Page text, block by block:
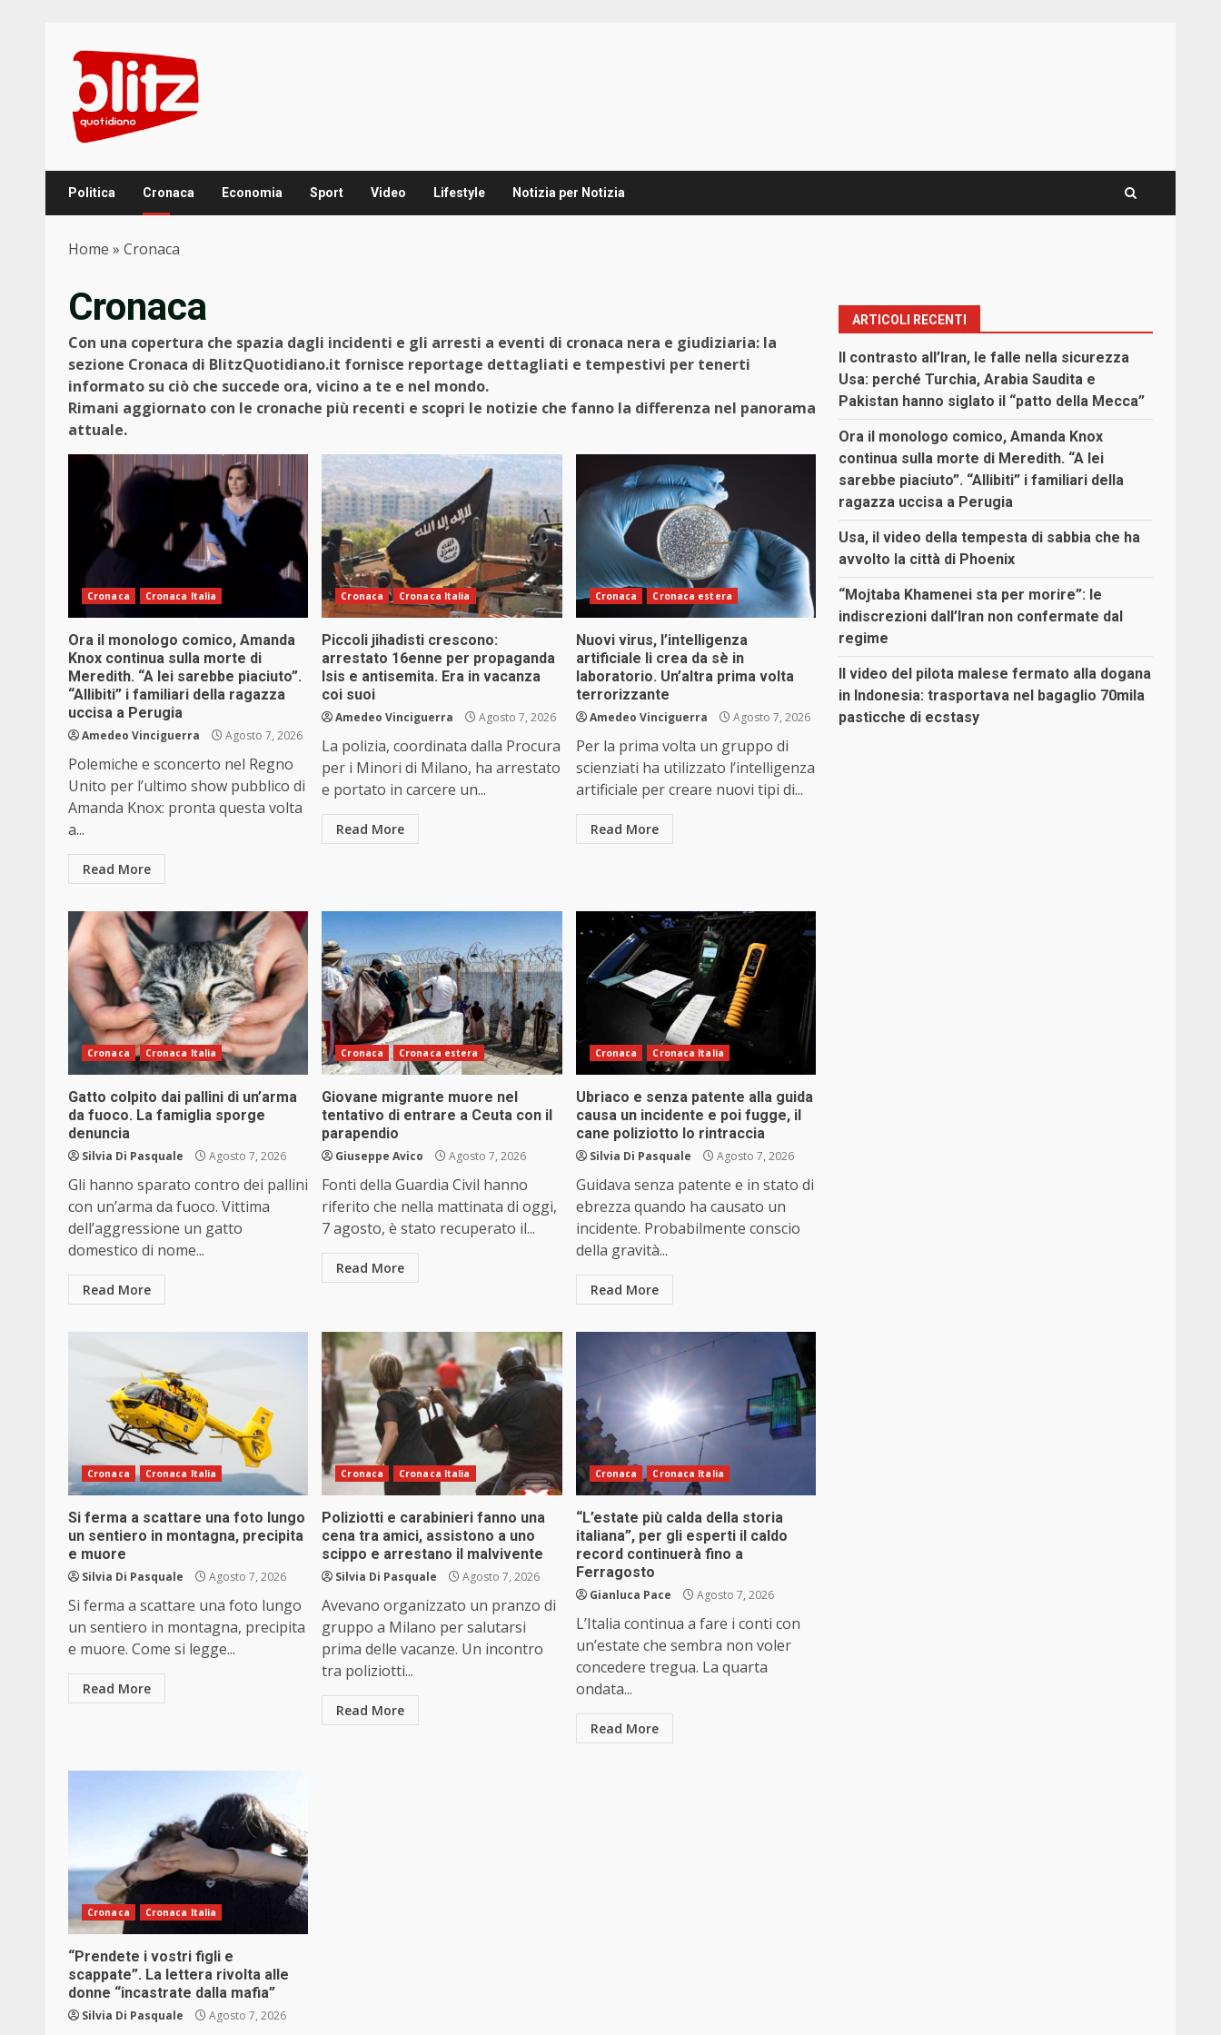
content
Politica Cronaca Economia Sport Video Lifestyle Notizia per Notizia
Home » Cronaca
Cronaca
Con una copertura che spazia dagli incidenti e gli arresti a eventi di cronaca nera e giudiziaria: la
sezione Cronaca di BlitzQuotidiano.it fornisce reportage dettagliati e tempestivi per tenerti
informato su ciò che succede ora, vicino a te e nel mondo.
Rimani aggiornato con le cronache più recenti e scopri le notizie che fanno la differenza nel panorama
attuale.
Cronaca Cronaca Italia
Ora il monologo comico, Amanda
Knox continua sulla morte di
Meredith. “A lei sarebbe piaciuto”.
“Allibiti” i familiari della ragazza
uccisa a Perugia
Amedeo Vinciguerra Agosto 7, 2026
Polemiche e sconcerto nel Regno
Unito per l’ultimo show pubblico di
Amanda Knox: pronta questa volta
a...
Read More
Cronaca Cronaca Italia
Piccoli jihadisti crescono:
arrestato 16enne per propaganda
Isis e antisemita. Era in vacanza
coi suoi
Amedeo Vinciguerra Agosto 7, 2026
La polizia, coordinata dalla Procura
per i Minori di Milano, ha arrestato
e portato in carcere un...
Read More
Cronaca Cronaca estera
Nuovi virus, l’intelligenza
artificiale li crea da sè in
laboratorio. Un’altra prima volta
terrorizzante
Amedeo Vinciguerra Agosto 7, 2026
Per la prima volta un gruppo di
scienziati ha utilizzato l’intelligenza
artificiale per creare nuovi tipi di...
Read More
Cronaca Cronaca Italia
Gatto colpito dai pallini di un’arma
da fuoco. La famiglia sporge
denuncia
Silvia Di Pasquale Agosto 7, 2026
Gli hanno sparato contro dei pallini
con un’arma da fuoco. Vittima
dell’aggressione un gatto
domestico di nome...
Read More
Cronaca Cronaca estera
Giovane migrante muore nel
tentativo di entrare a Ceuta con il
parapendio
Giuseppe Avico Agosto 7, 2026
Fonti della Guardia Civil hanno
riferito che nella mattinata di oggi,
7 agosto, è stato recuperato il...
Read More
Cronaca Cronaca Italia
Ubriaco e senza patente alla guida
causa un incidente e poi fugge, il
cane poliziotto lo rintraccia
Silvia Di Pasquale Agosto 7, 2026
Guidava senza patente e in stato di
ebrezza quando ha causato un
incidente. Probabilmente conscio
della gravità...
Read More
Cronaca Cronaca Italia
Si ferma a scattare una foto lungo
un sentiero in montagna, precipita
e muore
Silvia Di Pasquale Agosto 7, 2026
Si ferma a scattare una foto lungo
un sentiero in montagna, precipita
e muore. Come si legge...
Read More
Cronaca Cronaca Italia
Poliziotti e carabinieri fanno una
cena tra amici, assistono a uno
scippo e arrestano il malvivente
Silvia Di Pasquale Agosto 7, 2026
Avevano organizzato un pranzo di
gruppo a Milano per salutarsi
prima delle vacanze. Un incontro
tra poliziotti...
Read More
Cronaca Cronaca Italia
“L’estate più calda della storia
italiana”, per gli esperti il caldo
record continuerà fino a
Ferragosto
Gianluca Pace Agosto 7, 2026
L’Italia continua a fare i conti con
un’estate che sembra non voler
concedere tregua. La quarta
ondata...
Read More
Cronaca Cronaca Italia
“Prendete i vostri figli e
scappate”. La lettera rivolta alle
donne “incastrate dalla mafia”
Silvia Di Pasquale Agosto 7, 2026
ARTICOLI RECENTI
Il contrasto all’Iran, le falle nella sicurezza
Usa: perché Turchia, Arabia Saudita e
Pakistan hanno siglato il “patto della Mecca”
Ora il monologo comico, Amanda Knox
continua sulla morte di Meredith. “A lei
sarebbe piaciuto”. “Allibiti” i familiari della
ragazza uccisa a Perugia
Usa, il video della tempesta di sabbia che ha
avvolto la città di Phoenix
“Mojtaba Khamenei sta per morire”: le
indiscrezioni dall’Iran non confermate dal
regime
Il video del pilota malese fermato alla dogana
in Indonesia: trasportava nel bagaglio 70mila
pasticche di ecstasy